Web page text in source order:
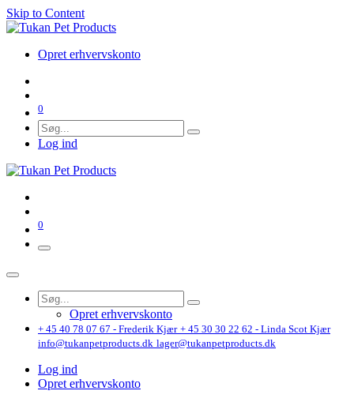
Skip to Content
Opret erhvervskonto
0
Log ind
0
Opret erhvervskonto
+ 45 40 78 07 67 - Frederik Kjær + 45 30 30 22 62 - Linda Scot Kjær
info@tukanpetproducts.dk lager@tukanpetproducts.dk
Log ind
Opret erhvervskonto